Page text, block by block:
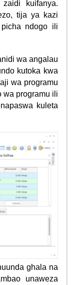
kuifanya.
tija ya kazi
ndogo ili
wa angalau
kutoka kwa
wa programu
wa programu ili
kuleta
ghala na
unaweza